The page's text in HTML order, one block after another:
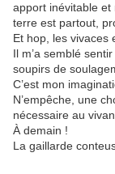
apport inévitable et
terre est partout,
Et hop, les vivaces
Il m’a semblé
soupirs de
C’est mon
N’empêche, une
nécessaire au
À demain !
La gaillarde